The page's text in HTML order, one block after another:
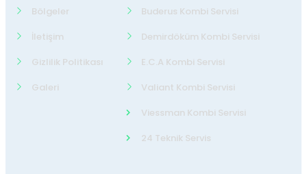
Bölgeler
İletişim
Gizlilik Politikası
Galeri
Buderus Kombi Servisi
Demirdöküm Kombi Servisi
E.C.A Kombi Servisi
Valiant Kombi Servisi
Viessman Kombi Servisi
24 Teknik Servis